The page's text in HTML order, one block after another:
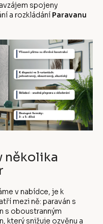
spojeny
a rozkládání Paravanu
několika
v nabídce, je k
mezi ně: paraván s
s oboustranným
který snižuje ozvěnu a